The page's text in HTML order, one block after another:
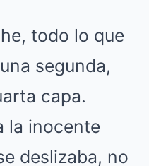
todo lo que
segunda,
capa.
la inocente
deslizaba, no